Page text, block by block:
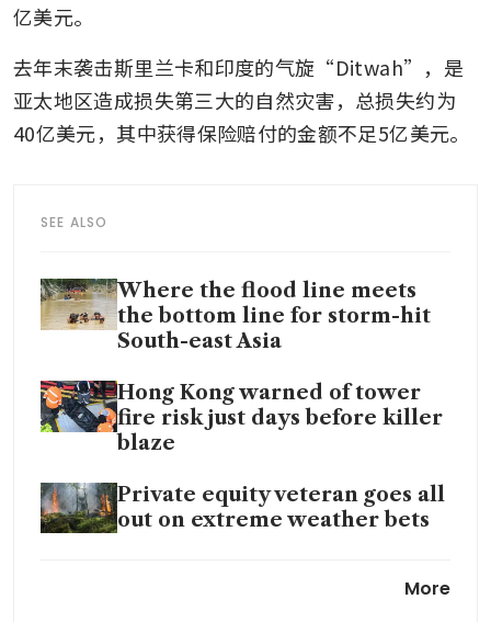
亿美元。
去年末袭击斯里兰卡和印度的气旋“Ditwah”，是
亚太地区造成损失第三大的自然灾害，总损失约为
40亿美元，其中获得保险赔付的金额不足5亿美元。
SEE ALSO
Where the flood line meets
the bottom line for storm-hit
South-east Asia
Hong Kong warned of tower
fire risk just days before killer
blaze
Private equity veteran goes all
out on extreme weather bets
More